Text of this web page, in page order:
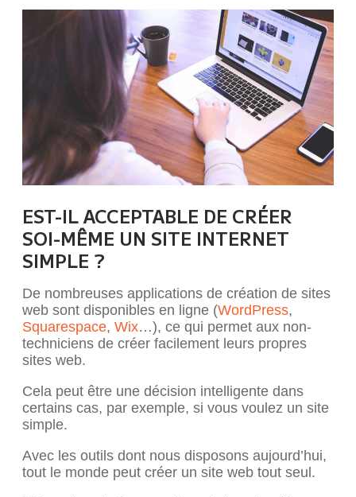
EST-IL ACCEPTABLE DE CRÉER
SOI-MÊME UN SITE INTERNET
SIMPLE ?
De nombreuses applications de création de sites
web sont disponibles en ligne (WordPress,
Squarespace, Wix…), ce qui permet aux non-
techniciens de créer facilement leurs propres
sites web.
Cela peut être une décision intelligente dans
certains cas, par exemple, si vous voulez un site
simple.
Avec les outils dont nous disposons aujourd’hui,
tout le monde peut créer un site web tout seul.